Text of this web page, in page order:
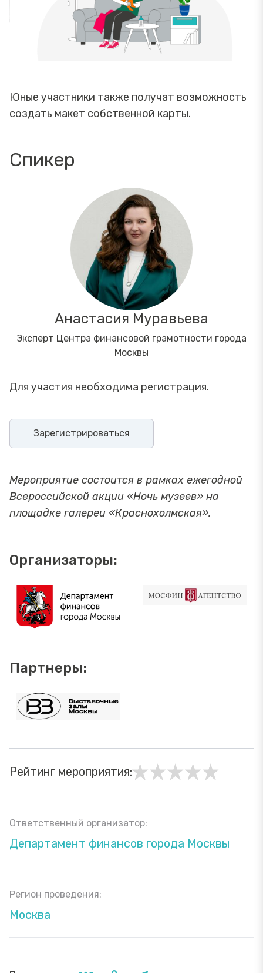
Юные участники также получат возможность
создать макет собственной карты.
Спикер
Анастасия Муравьева
Эксперт Центра финансовой грамотности города
Москвы
Для участия необходима регистрация.
Зарегистрироваться
Мероприятие состоится в рамках ежегодной
Всероссийской акции «Ночь музеев» на
площадке галереи «Краснохолмская».
Организаторы:
Партнеры:
Рейтинг мероприятия:
Ответственный организатор:
Департамент финансов города Москвы
Регион проведения:
Москва